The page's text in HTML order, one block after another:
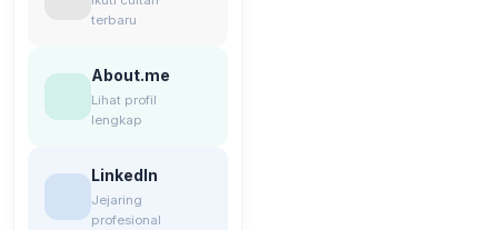
terbaru
About.me
Lihat profil
lengkap
LinkedIn
Jejaring
profesional